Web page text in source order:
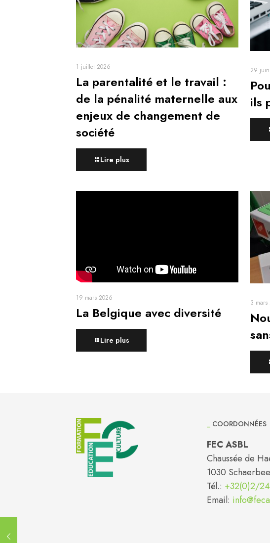
1 juillet 2026
La parentalité et le travail :
de la pénalité maternelle aux
enjeux de changement de
société
Lire plus
29
ils
19 mars 2026
La Belgique avec diversité
Lire plus
3
COORDONNÉES
FEC ASBL
Chaussée de
1030
Tél.: +32(0)2/
Email: